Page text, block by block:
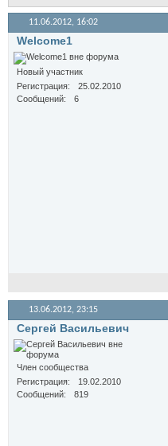
11.06.2012, 16:02
Welcome1
Новый участник
Регистрация
25.02.2010
Сообщений
6
13.06.2012, 23:15
Сергей Васильевич
Член сообщества
Регистрация
19.02.2010
Сообщений
819